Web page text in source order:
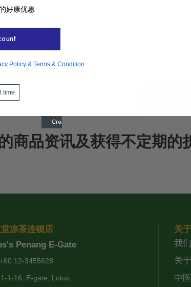
商品资讯及获得不定期的
凉茶连锁店
Penang E-Gate
+60 12-3455628
1-1-16, E-gate, Lotus,
关
我
关
中
好康优惠
Policy &Terms & Condition
time